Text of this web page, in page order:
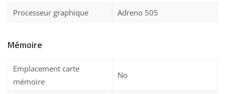
Processeur graphique
Adreno 505
Mémoire
Emplacement carte
mémoire
No